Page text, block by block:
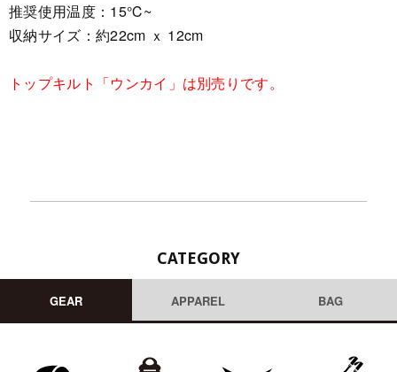
推奨使用温度：15℃~
収納サイズ：約22cm ｘ 12cm
トップキルト「ウンカイ」は別売りです。
CATEGORY
GEAR APPAREL BAG